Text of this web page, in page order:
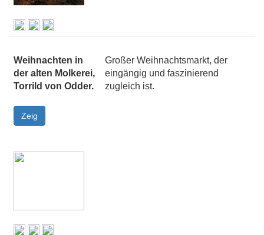
Weihnachten in
der alten Molkerei,
Torrild von Odder.
Großer Weihnachtsmarkt, der
eingängig und faszinierend
zugleich ist.